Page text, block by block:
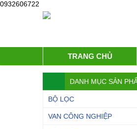
0932606722
TRANG CHỦ
DANH MỤC SẢN
BỘ LỌC
VAN CÔNG NGHIỆP